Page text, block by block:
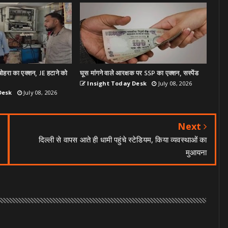
का एक्शन, JE हटाने को
July 08, 2026
घूस मांगने वाले आरक्षक पर SSP का एक्शन, सस्पेंड
Insight Today Desk July 08, 2026
Next
दिल्ली से वापस आते ही धामी पहुंचे स्टेडियम, किया व्यवस्थाओं का
मुआयना